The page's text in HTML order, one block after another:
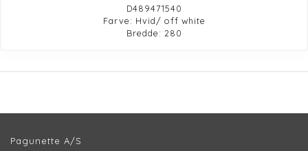
D489471540
Farve: Hvid/ off white
Bredde: 280
Pagunette A/S